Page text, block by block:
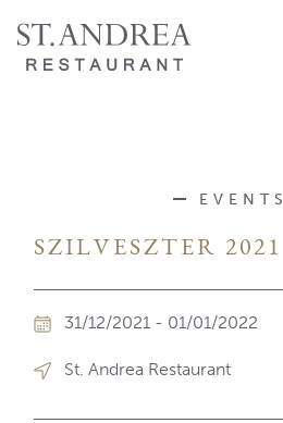
EVENTS
SZILVESZTER 2021
31/12/2021 - 01/01/2022
St. Andrea Restaurant